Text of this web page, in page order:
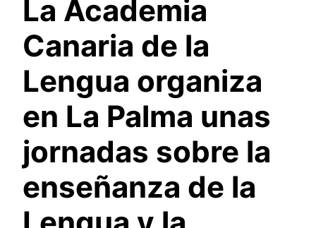
La Academia
Canaria de la
Lengua organiza
en La Palma unas
jornadas sobre la
enseñanza de la